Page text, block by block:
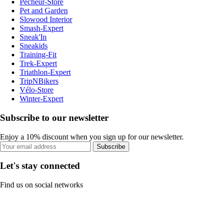
Pecheur-Store
Pet and Garden
Slowood Interior
Smash-Expert
Sneak'In
Sneakids
Training-Fit
Trek-Expert
Triathlon-Expert
TripNBikers
Vélo-Store
Winter-Expert
Subscribe to our newsletter
Enjoy a 10% discount when you sign up for our newsletter.
Subscribe
Let's stay connected
Find us on social networks